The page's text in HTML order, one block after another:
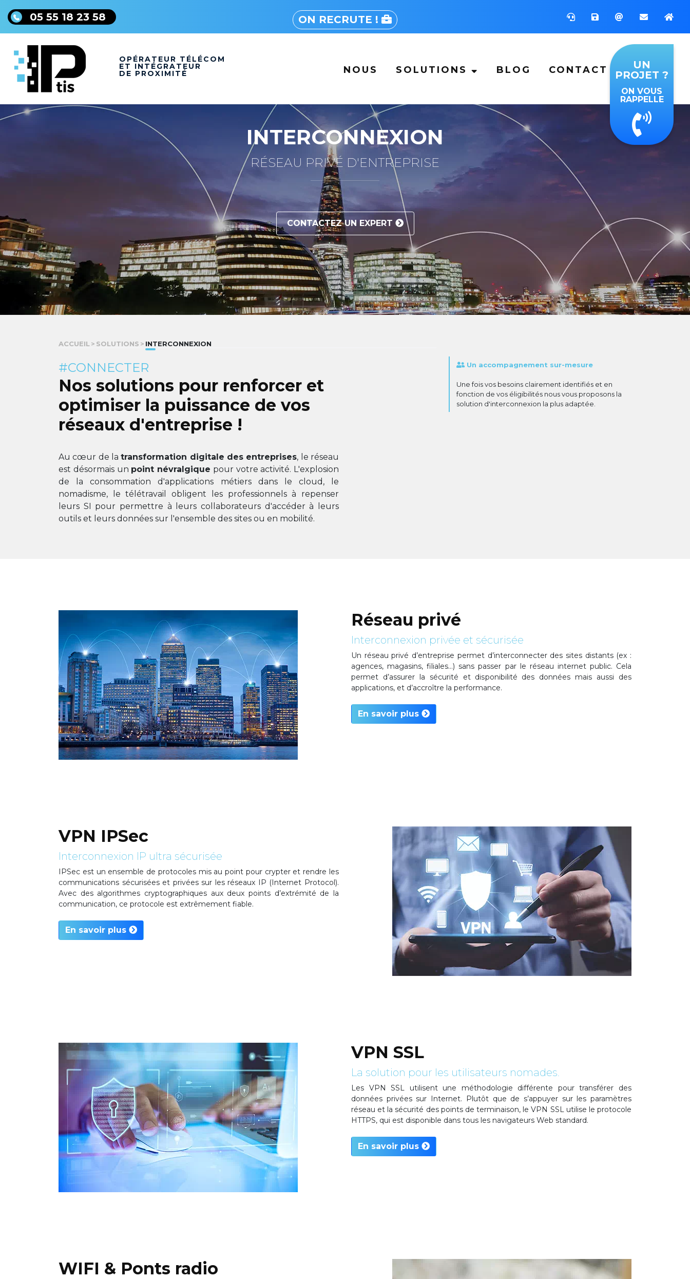
05 55 18 23 58 ON RECRUTE !
OPÉRATEUR TÉLÉCOM
ET INTÉGRATEUR
DE PROXIMITÉ
UN
PROJET ?
ON VOUS
RAPPELLE
NOUS SOLUTIONS BLOG CONTACT
INTERCONNEXION
RÉSEAU PRIVÉ D'ENTREPRISE
CONTACTEZ UN EXPERT
ACCUEIL > SOLUTIONS > INTERCONNEXION
#CONNECTER
Nos solutions pour renforcer et
optimiser la puissance de vos
réseaux d'entreprise !
Au cœur de latransformation digitale des entreprises, le réseau
est désormais un point névralgique pour votre activité. L'explosion
de la consommation d'applications métiers dans le cloud, le
nomadisme, le télétravail obligent les professionnels à repenser
leurs SI pour permettre à leurs collaborateurs d'accéder à leurs
outils et leurs données sur l'ensemble des sites ou en mobilité.
Un accompagnement sur-mesure
Une fois vos besoins clairement identifiés et en
fonction de vos éligibilités nous vous proposons la
solution d'interconnexion la plus adaptée.
Réseau privé
Interconnexion privée et sécurisée
Un réseau privé d’entreprise permet d’interconnecter des sites distants (ex :
agences, magasins, filiales…) sans passer par le réseau internet public. Cela
permet d’assurer la sécurité et disponibilité des données mais aussi des
applications, et d’accroître la performance.
En savoir plus
VPN IPSec
Interconnexion IP ultra sécurisée
IPSec est un ensemble de protocoles mis au point pour crypter et rendre les
communications sécurisées et privées sur les réseaux IP (Internet Protocol).
Avec des algorithmes cryptographiques aux deux points d’extrémité de la
communication, ce protocole est extrêmement fiable.
En savoir plus
VPN SSL
La solution pour les utilisateurs nomades.
Les VPN SSL utilisent une méthodologie différente pour transférer des
données privées sur Internet. Plutôt que de s’appuyer sur les paramètres
réseau et la sécurité des points de terminaison, le VPN SSL utilise le protocole
HTTPS, qui est disponible dans tous les navigateurs Web standard.
En savoir plus
WIFI & Ponts radio